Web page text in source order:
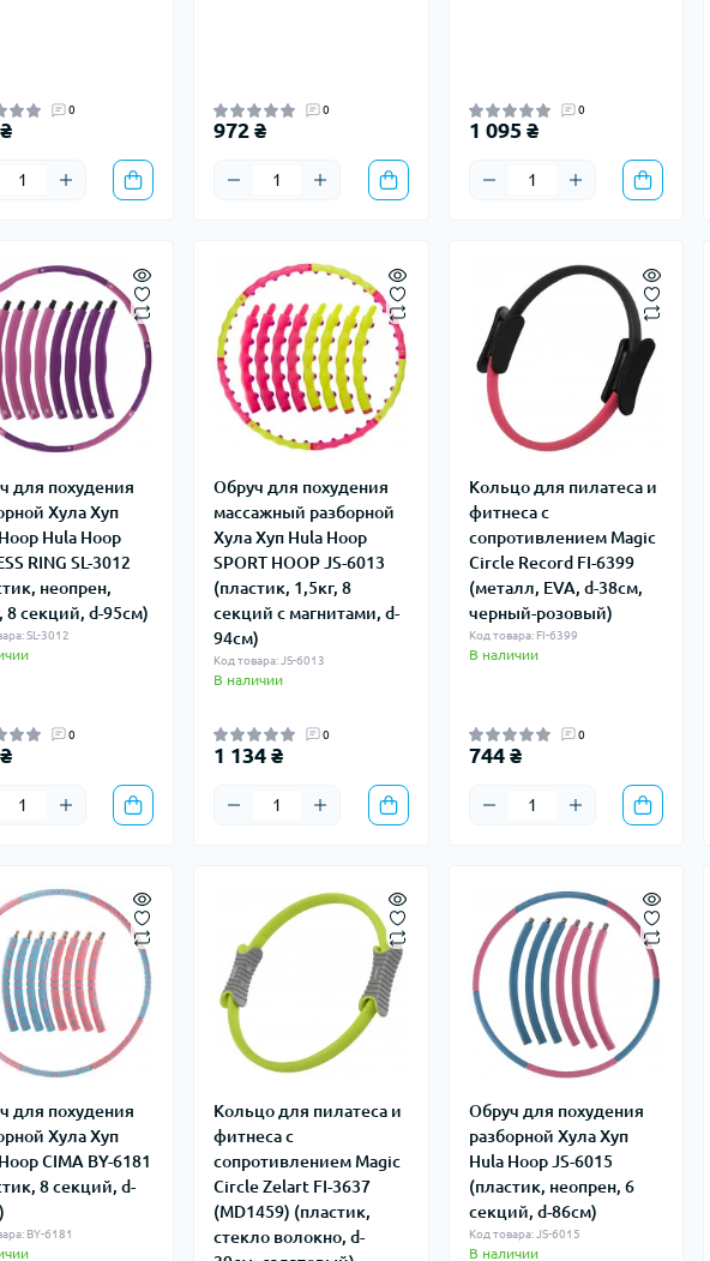
0 0
972 ₴
0
1 095 ₴
для похудения
Хула Хуп
Hula Hoop
RING SL-3012
неопрен,
8 секций, d-95см)
SL-3012
0
Обруч для похудения
массажный разборной
Хула Хуп Hula Hoop
SPORT HOOP JS-6013
(пластик, 1,5кг, 8
секций с магнитами, d-
94см)
Код товара: JS-6013
В наличии
0
1 134 ₴
Кольцо для пилатеса и
фитнеса с
сопротивлением Magic
Circle Record FI-6399
(металл, EVA, d-38см,
черный-розовый)
Код товара: FI-6399
В наличии
0
744 ₴
для похудения
Хула Хуп
CIMA BY-6181
8 секций, d-
BY-6181
Кольцо для пилатеса и
фитнеса с
сопротивлением Magic
Circle Zelart FI-3637
(MD1459) (пластик,
стекло волокно, d-
Обруч для похудения
разборной Хула Хуп
Hula Hoop JS-6015
(пластик, неопрен, 6
секций, d-86см)
Код товара: JS-6015
В наличии